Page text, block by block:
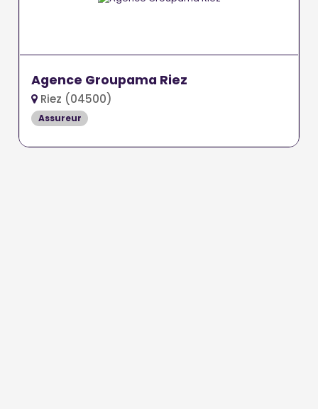
Agence Groupama Riez
Riez (04500)
Assureur